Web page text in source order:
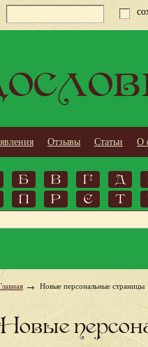
Отзывы Статьи О
Б В Г Д
П Р С Т
Новые персональные страницы